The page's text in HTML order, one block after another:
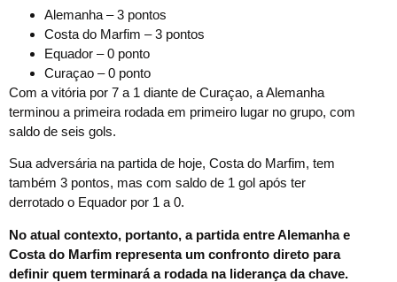
Alemanha – 3 pontos
Costa do Marfim – 3 pontos
Equador – 0 ponto
Curaçao – 0 ponto
Com a vitória por 7 a 1 diante de Curaçao, a Alemanha
terminou a primeira rodada em primeiro lugar no grupo, com
saldo de seis gols.
Sua adversária na partida de hoje, Costa do Marfim, tem
também 3 pontos, mas com saldo de 1 gol após ter
derrotado o Equador por 1 a 0.
No atual contexto, portanto, a partida entre Alemanha e
Costa do Marfim representa um confronto direto para
definir quem terminará a rodada na liderança da chave.